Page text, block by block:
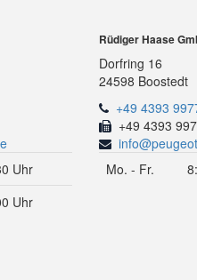
Uhr
Uhr
Rüdiger Haase
Dorfring 16
24598 Boostedt
+49 4393
+49 4393
Mo. - Fr.